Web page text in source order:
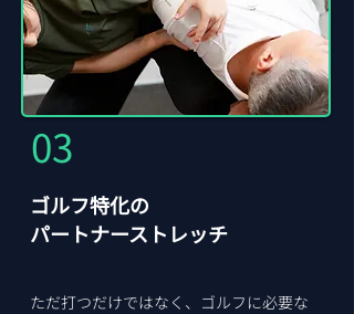
​03
ゴルフ特化の
パートナーストレッチ
ただ打つだけではなく、ゴルフに必要な